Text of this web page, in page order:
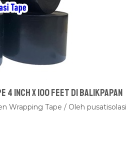
4 Inch x 100 Feet Di Balikpapan
Wrapping Tape / Oleh pusatisolasi